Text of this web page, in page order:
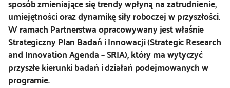
współpraca międzynarodowa
nagroda NCN
kontakt
umiejętności oraz dynamikę siły roboczej w przyszłości.
W ramach Partnerstwa opracowywany jest właśnie
Strategiczny Plan Badań i Innowacji (Strategic Research
and Innovation Agenda – SRIA), który ma wytyczyć
przyszłe kierunki badań i działań podejmowanych w
programie.